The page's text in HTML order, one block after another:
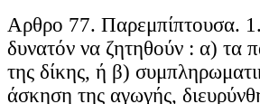
Αρθρο 77. Παρεμπίπτουσα.
δυνατόν να ζητηθούν : α) τα
της δίκης, ή β)
άσκηση της αγωγής,